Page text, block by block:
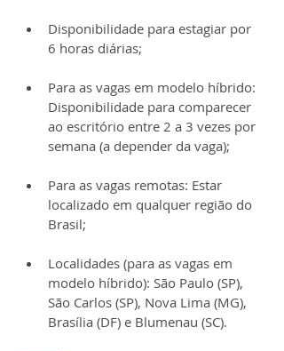
Disponibilidade para estagiar por
6 horas diárias;
Para as vagas em modelo híbrido:
Disponibilidade para comparecer
ao escritório entre 2 a 3 vezes por
semana (a depender da vaga);
Para as vagas remotas: Estar
localizado em qualquer região do
Brasil;
Localidades (para as vagas em
modelo híbrido): São Paulo (SP),
São Carlos (SP), Nova Lima (MG),
Brasília (DF) e Blumenau (SC).